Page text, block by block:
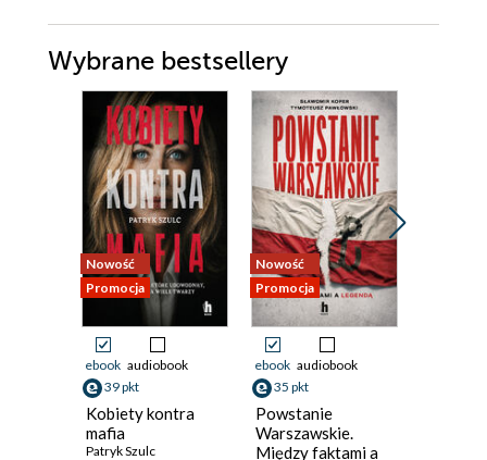
Wybrane bestsellery
Nowość
Promocja
ebook audiobook
39 pkt
Kobiety kontra
mafia
Patryk Szulc
Nowość
Promocja
ebook audiobook
35 pkt
Powstanie
Warszawskie.
Między faktami a